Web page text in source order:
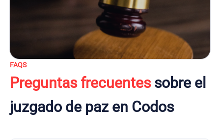
FAQS
Preguntas frecuentessobre el
juzgado de paz en Codos